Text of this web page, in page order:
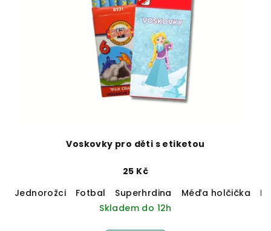
Voskovky pro děti s etiketou
25 Kč
Jednorožci
Fotbal Superhrdina Méďa holčička
Skladem do 12h